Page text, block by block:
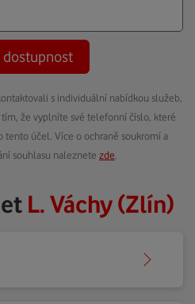
dostupnost
s individuální nabídkou služeb,
že vyplníte své telefonní číslo, které
tento účel. Více o ochraně soukromí a
souhlasu naleznete zde
L. Váchy (Zlín)